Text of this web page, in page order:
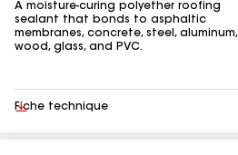
A moisture-curing polyether roofing
sealant that bonds to asphaltic
membranes, concrete, steel, aluminum,
wood, glass, and PVC.
Télécharger
Fiche technique